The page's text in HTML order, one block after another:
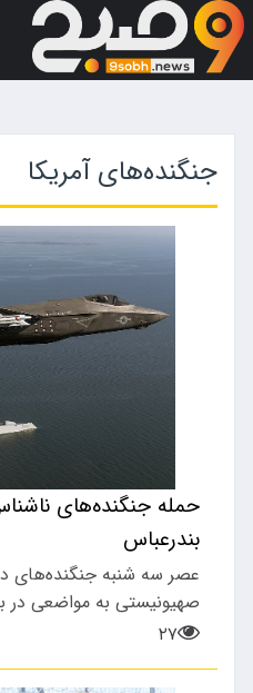
جنگنده‌های آمریکا
حمله جنگنده‌های
بندرعباس
عصر سه شنبه جنگنده‌های
صهیونیستی به مواضعی در
۲۷